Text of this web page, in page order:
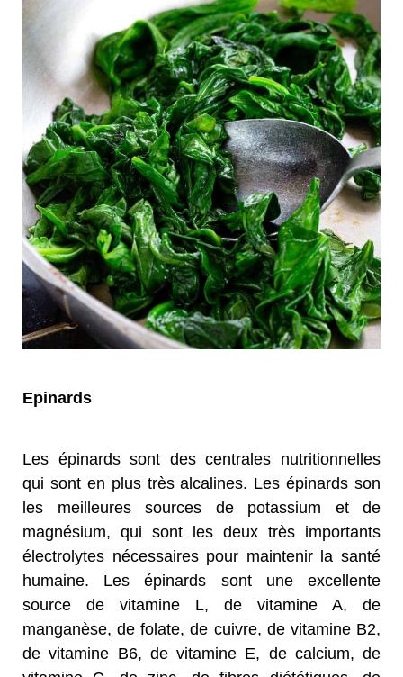
Epinards
Les épinards sont des centrales nutritionnelles
qui sont en plus très alcalines. Les épinards son
les meilleures sources de potassium et de
magnésium, qui sont les deux très importants
électrolytes nécessaires pour maintenir la santé
humaine. Les épinards sont une excellente
source de vitamine L, de vitamine A, de
manganèse, de folate, de cuivre, de vitamine B2,
de vitamine B6, de vitamine E, de calcium, de